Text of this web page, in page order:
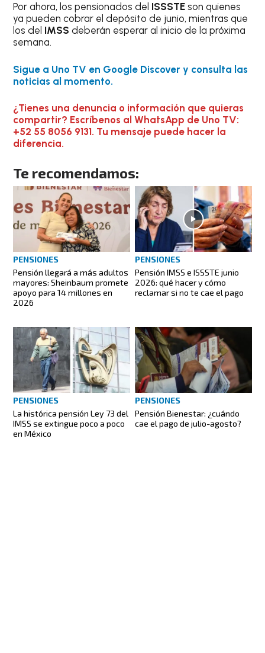
Por ahora, los pensionados del ISSSTE son quienes
ya pueden cobrar el depósito de junio, mientras que
los del IMSS deberán esperar al inicio de la próxima
semana.
Sigue a Uno TV en Google Discover y consulta las
noticias al momento.
¿Tienes una denuncia o información que quieras
compartir? Escríbenos al WhatsApp de Uno TV:
+52 55 8056 9131. Tu mensaje puede hacer la
diferencia.
Te recomendamos:
PENSIONES
Pensión llegará a más adultos
mayores: Sheinbaum promete
apoyo para 14 millones en
2026
PENSIONES
Pensión IMSS e ISSSTE junio
2026: qué hacer y cómo
reclamar si no te cae el pago
PENSIONES
La histórica pensión Ley 73 del
IMSS se extingue poco a poco
en México
PENSIONES
Pensión Bienestar: ¿cuándo
cae el pago de julio-agosto?